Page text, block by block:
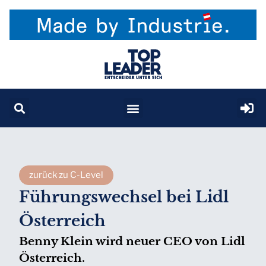
zurück zu C-Level
Führungswechsel bei Lidl
Österreich
Benny Klein wird neuer CEO von Lidl
Österreich.